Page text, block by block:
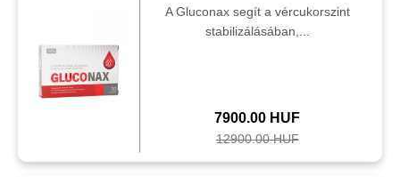
A Gluconax segít a vércukorszint
stabilizálásában,...
7900.00 HUF
12900.00 HUF